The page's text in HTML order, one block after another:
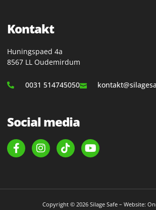
Kontakt
Huningspaed 4a
8567 LL Oudemirdum
0031 514745050
Social media
Copyright © 2026 Silage Safe – Website: